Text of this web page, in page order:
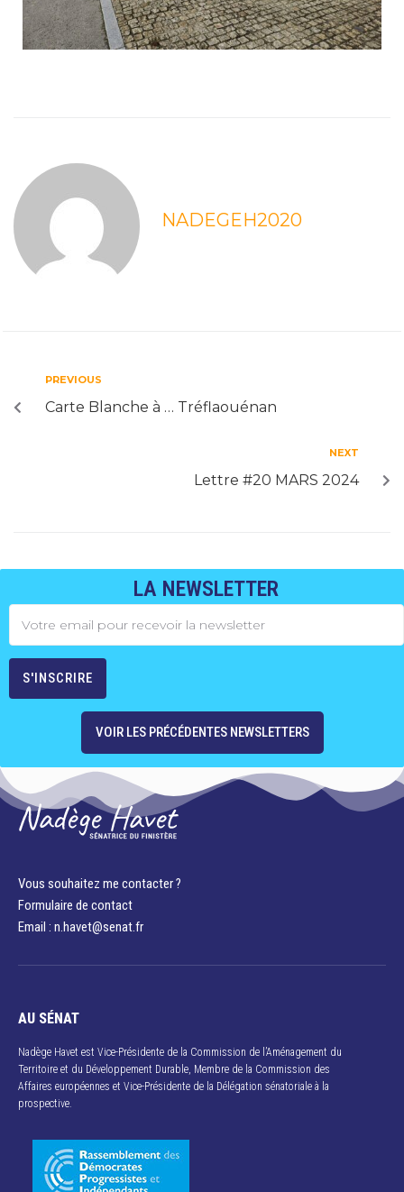
NADEGEH2020
PREVIOUS
Carte Blanche à … Tréflaouénan
NEXT
Lettre #20 MARS 2024
LA NEWSLETTER
VOIR LES PRÉCÉDENTES NEWSLETTERS
Vous souhaitez me contacter ?
Formulaire de contact
Email : n.havet@senat.fr​
AU SÉNAT
Nadège Havet est Vice-Présidente de la Commission de l’Aménagement du
Territoire et du Développement Durable, Membre de la Commission des
Affaires européennes et Vice-Présidente de la Délégation sénatoriale à la
prospective.